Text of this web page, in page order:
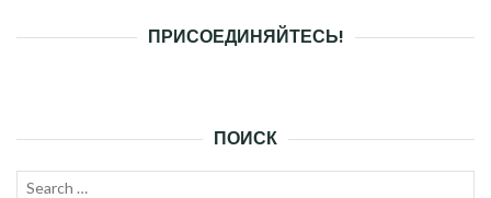
ПРИСОЕДИНЯЙТЕСЬ!
ПОИСК
Search